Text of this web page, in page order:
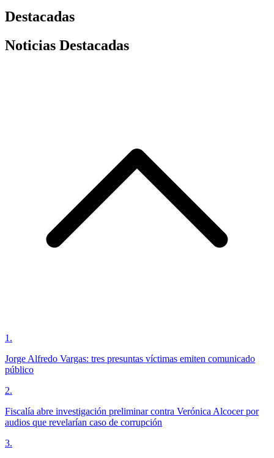
Destacadas
Noticias Destacadas
1 .
Jorge Alfredo Vargas: tres presuntas víctimas emiten comunicado
público
2.
Fiscalía abre investigación preliminar contra Verónica Alcocer por
audios que revelarían caso de corrupción
3.